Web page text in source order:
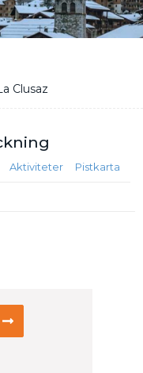
Clusaz
Aktiviteter Pistkarta